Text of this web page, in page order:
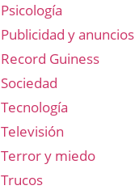
Psicología
Publicidad y anuncios
Record Guiness
Sociedad
Tecnología
Televisión
Terror y miedo
Trucos